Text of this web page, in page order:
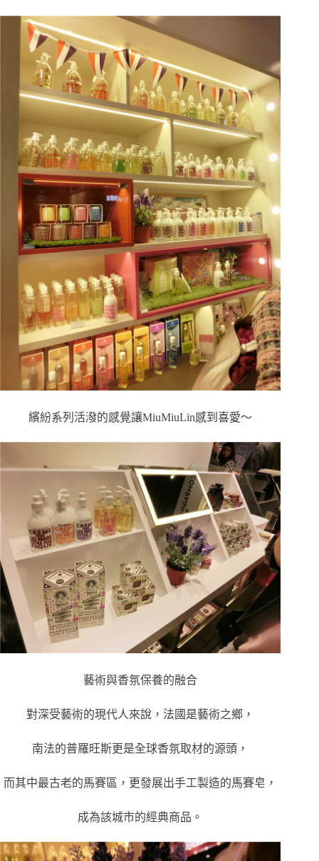
繽紛系列活潑的感覺讓MiuMiuLin感到喜愛～
藝術與香氛保養的融合
對深受藝術的現代人來說，法國是藝術之鄉，
南法的普羅旺斯更是全球香氛取材的源頭，
而其中最古老的馬賽區，更發展出手工製造的馬賽皂，
成為該城市的經典商品。